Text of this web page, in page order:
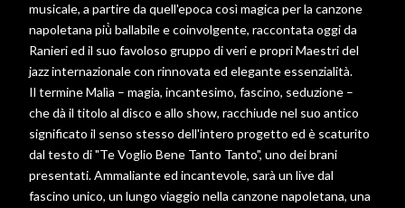
musicale, a partire da quell'epoca così magica per la canzone
napoletana più̀ ballabile e coinvolgente, raccontata oggi da
Ranieri ed il suo favoloso gruppo di veri e propri Maestri del
jazz internazionale con rinnovata ed elegante essenzialità.
Il termine Malìa – magia, incantesimo, fascino, seduzione –
che dà il titolo al disco e allo show, racchiude nel suo antico
significato il senso stesso dell'intero progetto ed è scaturito
dal testo di "Te Voglio Bene Tanto Tanto", uno dei brani
presentati. Ammaliante ed incantevole, sarà un live dal
fascino unico, un lungo viaggio nella canzone napoletana, una